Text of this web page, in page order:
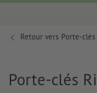
Retour vers Porte-clés
Porte-clés